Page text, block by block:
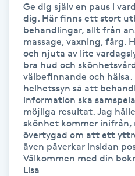
Kroppsinpackning
Kroppspeeling
Käkledsbehandling
Kärlbehandling
Laserbehandling
Ge dig själv en paus i
dig. Här finns ett stort
behandlingar, allt från
massage, vaxning, färg.
och njuta av lite
bra hud och
välbefinnande och
helhetssyn så att
information ska
möjliga resultat. Jag
skönhet kommer inifrån,
övertygad om att ett
även påverkar insidan
Välkommen med din
Lisa